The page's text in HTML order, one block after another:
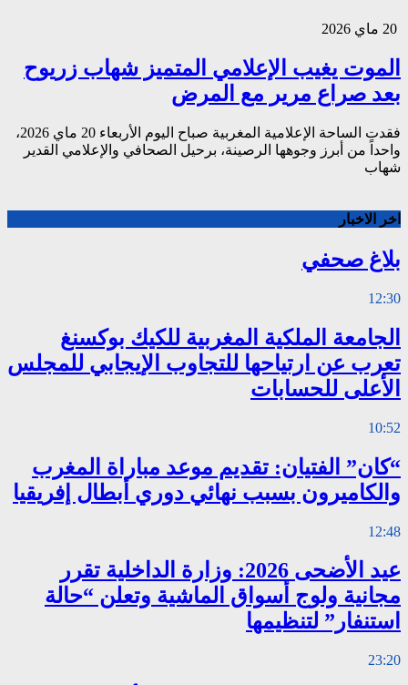
الموت يغيب الإعلامي المتميز شهاب زريوح
بعد صراع مرير مع المرض
فقدت الساحة الإعلامية المغربية صباح اليوم الأربعاء 20 ماي 2026،
واحداً من أبرز وجوهها الرصينة، برحيل الصحافي والإعلامي القدير
شهاب
اخر الاخبار
بلاغ صحفي
12:30
الجامعة الملكية المغربية للكيك بوكسنغ
تعرب عن ارتياحها للتجاوب الإيجابي للمجلس
الأعلى للحسابات
10:52
“كان” الفتيان: تقديم موعد مباراة المغرب
والكاميرون بسبب نهائي دوري أبطال إفريقيا
12:48
عيد الأضحى 2026: وزارة الداخلية تقرر
مجانية ولوج أسواق الماشية وتعلن “حالة
استنفار” لتنظيمها
23:20